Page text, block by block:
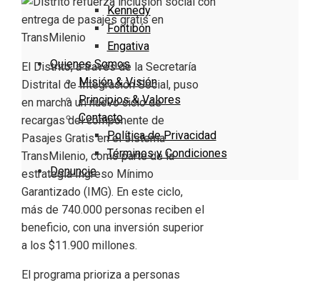
Kennedy
Fontibón
Engativa
Quienes Somos
Misión & Visión
Principios & Valores
Contacto
Política de Privacidad
Términos y Condiciones
Denuncie
El Distrito, a través de la Secretaría
Distrital de Integración Social, puso
en marcha un nuevo ciclo de
recargas del componente de
Pasajes Gratis en el sistema
TransMilenio, como parte de la
estrategia Ingreso Mínimo
Garantizado (IMG). En este ciclo,
más de 740.000 personas reciben el
beneficio, con una inversión superior
a los $11.900 millones.
El programa prioriza a personas